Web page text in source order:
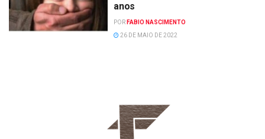
anos
POR FABIO NASCIMENTO
26 DE MAIO DE 2022